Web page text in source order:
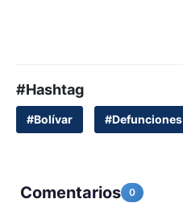
#Hashtag
#Bolívar #Defunciones
Comentarios 0